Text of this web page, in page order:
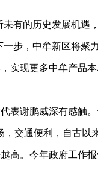
的历史发展机遇
一步，中牟新区将
实现更多中牟产品
谢鹏威深有感触。
，交通便利，自古
高。今年政府工作